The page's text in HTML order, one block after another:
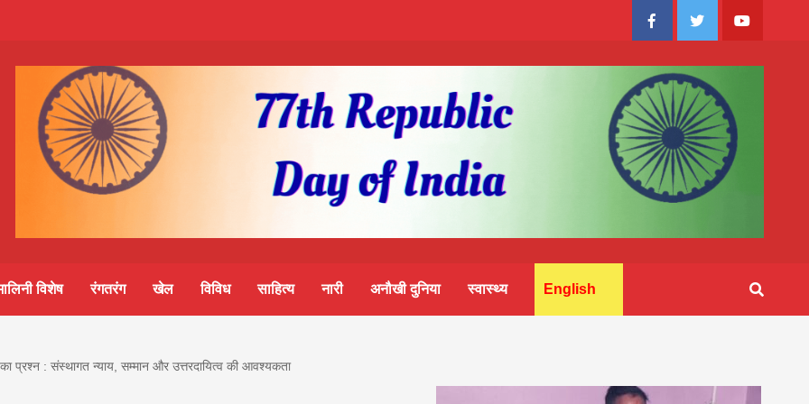
FacebookTwitter Youtube
विशेष रंगतरंग खेल विविध साहित्य नारी अनौखी दुनिया स्वास्थ्य English
प्रश्न : संस्थागत न्याय, सम्मान और उत्तरदायित्व की आवश्यकता
शुभसंवत् 2083